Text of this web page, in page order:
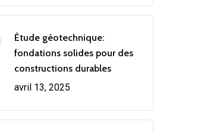
Étude géotechnique:
fondations solides pour des
constructions durables
avril 13, 2025